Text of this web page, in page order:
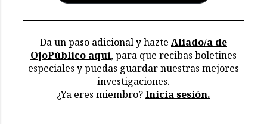
Da un paso adicional y hazte Aliado/a de
OjoPúblico aquí, para que recibas boletines
especiales y puedas guardar nuestras mejores
investigaciones.
¿Ya eres miembro?Inicia sesión.